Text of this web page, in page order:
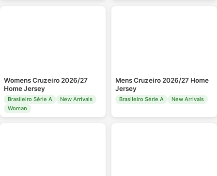
Womens Cruzeiro 2026/27
Home Jersey
Brasileiro Série A
New Arrivals
Woman
Mens Cruzeiro 2026/27 Home
Jersey
Brasileiro Série A New Arrivals